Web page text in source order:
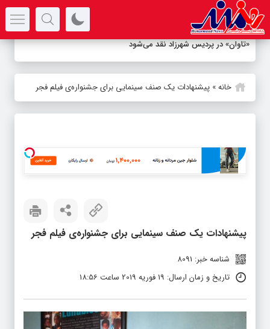
«تاوان» در پردیس شهرزاد نقد می‌شود
خانه» پیشنهادات یک صنف سینمایی برای جشنواره‌ی فیلم فجر
پیشنهادات یک صنف سینمایی برای جشنواره‌ی فیلم فجر
شناسه خبر: 8091
تاریخ و زمان ارسال: 19 فوریه 2019 ساعت 18:56